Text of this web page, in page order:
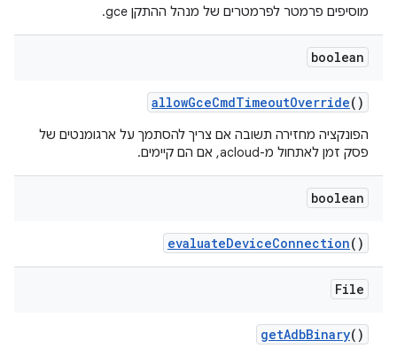
מוסיפים פרמטר לפרמטרים של מנהל ההתקן gce.
boolean
allowGceCmdTimeoutOverride()
הפונקציה מחזירה תשובה אם צריך להסתמך על ארגומנטים של
פסק זמן לאתחול מ-acloud, אם הם קיימים.
boolean
evaluateDeviceConnection()
File
getAdbBinary()